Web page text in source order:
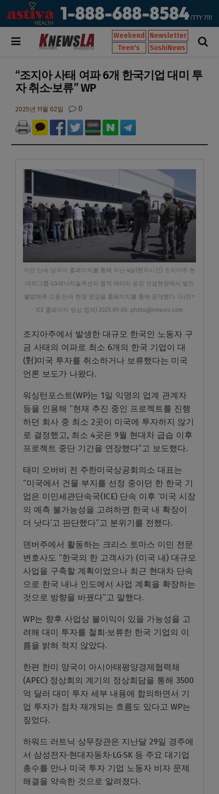
Weekend
Newsletter
Teen's
SushiNews
“조지아 사태 여파 6개 한국기업 대미 투
자 취소·보류” WP
2025년 11월 02일 0
이민 단속 당국이 홈페이지를 통해 지난 4일(현지시간) 조지아주 현
대차그룹-LG에너지솔루션의 합작 배터리 공장 건설현장에서 벌인
불법체류·고용 단속 현장 영상을 홈페이지를 통해 공개했다. (사진=
ICE 홈페이지 영상 캡쳐) 2025.09.06. photo@newsis.com
조지아주에서 발생한 대규모 한국인 노동자 구
금 사태의 여파로 최소 6개의 한국 기업이 대
(對)미국 투자를 취소하거나 보류했다는 미국
언론 보도가 나왔다.
워싱턴포스트(WP)는 1일 익명의 업계 관계자
등을 인용해 “현재 추진 중인 프로젝트를 진행
하던 회사 중 최소 2곳이 미국에 투자하지 않기
로 결정했고, 최소 4곳은 9월 현대차 급습 이후
프로젝트 중단 기간을 연장했다”고 보도했다.
태미 오버비 전 주한미국상공회의소 대표는
“미국에서 건물 부지를 선정 중이던 한 한국 기
업은 이민세관단속국(ICE) 단속 이후 ‘미국 시장
의 예측 불가능성을 고려하면 한국 내 확장이
더 낫다’고 판단했다”고 분위기를 전했다.
덴버주에서 활동하는 크리스 토마스 이민 전문
변호사도 “한국의 한 고객사가 (미국 내) 대규모
사업을 구축할 계획이었으나 최근 현대차 단속
으로 한국 내나 인도에서 사업 계획을 확장하는
것으로 방향을 바꿨다”고 말했다.
WP는 향후 사업상 불이익이 있을 가능성을 고
려해 대미 투자를 철회·보류한 한국 기업의 이
름을 밝혀 적지 않았다.
한편 한미 양국이 아시아태평양경제협력체
(APEC) 정상회의 계기의 정상회담을 통해 3500
억 달러 대미 투자 세부 내용에 합의하면서 기
업 투자가 점차 재개되는 흐름도 있다고 WP는
짚었다.
하워드 러트닉 상무장관은 지난달 29일 경주에
서 삼성전자·현대자동차·LG·SK 등 주요 대기업
총수를 만나 미국 투자 기업 노동자 비자 문제
해결을 약속한 것으로 알려졌다.